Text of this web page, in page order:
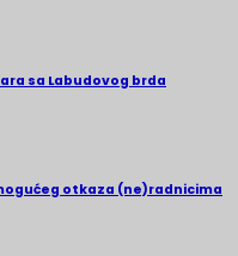
sa Labudovog brda
otkaza (ne)radnicima